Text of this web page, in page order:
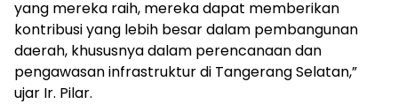
yang mereka raih, mereka dapat memberikan
kontribusi yang lebih besar dalam pembangunan
daerah, khususnya dalam perencanaan dan
pengawasan infrastruktur di Tangerang Selatan,”
ujar Ir. Pilar.